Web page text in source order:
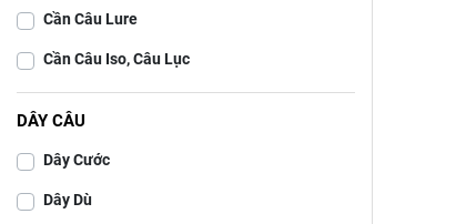
Cần Câu Lure
Cần Câu Iso, Câu Lục
DÂY CÂU
Dây Cước
Dây Dù